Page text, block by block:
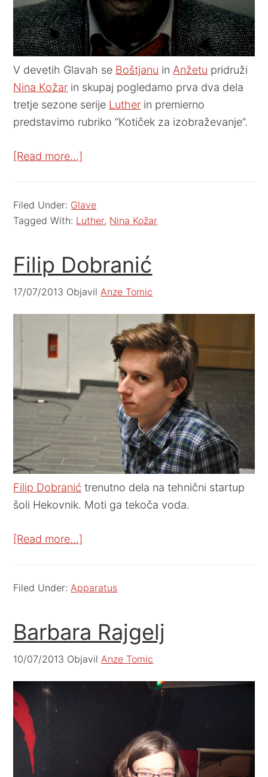
V devetih Glavah se Boštjanu in Anžetu pridruži
Nina Kožar in skupaj pogledamo prva dva dela
tretje sezone serije Luther in premierno
predstavimo rubriko “Kotiček za izobraževanje”.
[Read more…]
Filed Under: Glave
Tagged With: Luther, Nina Kožar
Filip Dobranić
17/07/2013 Objavil Anze Tomic
Filip Dobranić trenutno dela na tehnični startup
šoli Hekovnik. Moti ga tekoča voda.
[Read more…]
Filed Under: Apparatus
Barbara Rajgelj
10/07/2013 Objavil Anze Tomic